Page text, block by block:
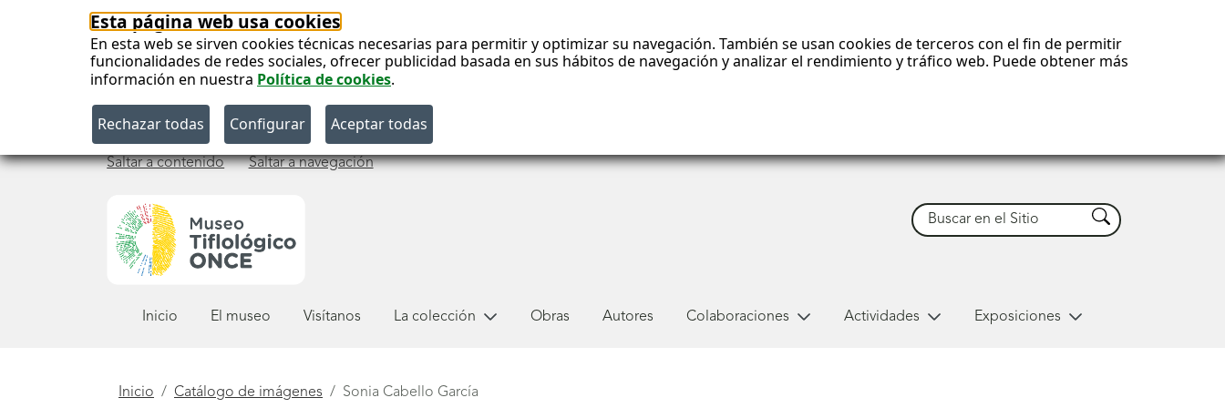
Esta página web usa cookies
En esta web se sirven cookies técnicas necesarias para permitir y optimizar su navegación. También se usan cookies de terceros con el fin de permitir
funcionalidades de redes sociales, ofrecer publicidad basada en sus hábitos de navegación y analizar el rendimiento y tráfico web. Puede obtener más
información en nuestra Política de cookies.
Saltar a contenido Saltar a navegación
Buscar Buscar
Inicio El museo Visítanos La colección Obras Autores Colaboraciones Actividades Exposiciones
Está
Inicio Catálogo de imágenes Sonia Cabello García